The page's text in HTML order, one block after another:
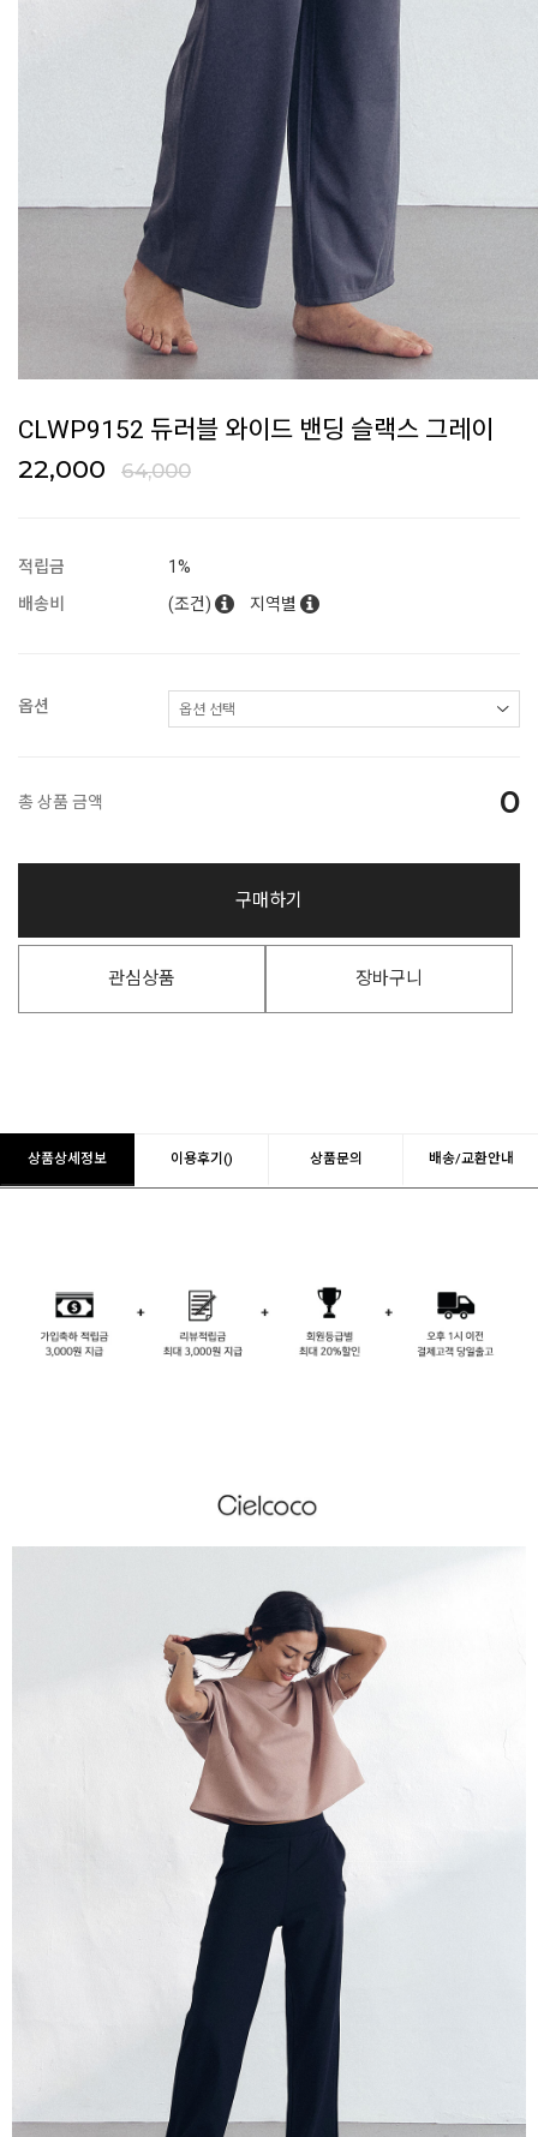
CLWP9152 듀러블 와이드 밴딩 슬랙스 그레이
22,000 64,000
적립금
1%
배송비
(조건) 지역별
옵션
총 상품 금액 0
구매하기
관심상품 장바구니
상품상세정보 이용후기() 상품문의 배송/교환안내